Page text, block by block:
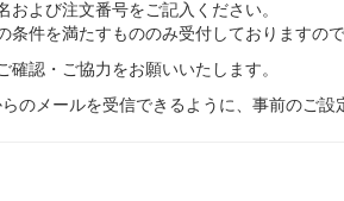
よび注文番号をご記入ください。
条件を満たすもののみ受付しておりますの
認・ご協力をお願いいたします。
らのメールを受信できるように、事前のご設